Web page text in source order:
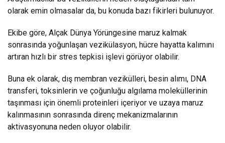
olarak emin olmasalar da, bu konuda bazı fikirleri bulunuyor.
Ekibe göre, Alçak Dünya Yörüngesine maruz kalmak
sonrasında yoğunlaşan vezikülasyon, hücre hayatta kalımını
artıran hızlı bir stres tepkisi işlevi görüyor olabilir.
Buna ek olarak, dış membran vezikülleri, besin alımı, DNA
transferi, toksinlerin ve çoğunluğu algılama moleküllerinin
taşınması için önemli proteinleri içeriyor ve uzaya maruz
kalınmasının sonrasında direnç mekanizmalarının
aktivasyonuna neden oluyor olabilir.